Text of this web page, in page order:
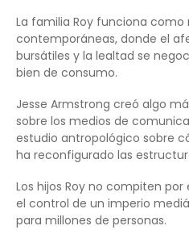
La familia Roy funciona
contemporáneas, donde el
bursátiles y la lealtad se
bien de consumo.
Jesse Armstrong creó algo
sobre los medios de
estudio antropológico sobre
ha reconfigurado las
Los hijos Roy no compiten
el control de un imperio
para millones de personas.